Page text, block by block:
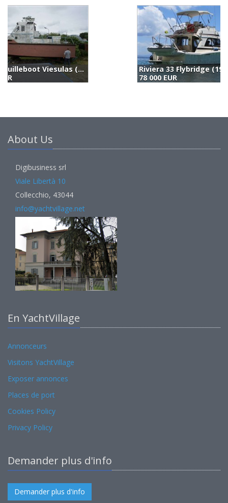
Riviera 33 Flybridge (1996)
78 000 EUR
About Us
Digibusiness srl
Viale Libertà 10
Collecchio, 43044
info@yachtvillage.net
En YachtVillage
Annonceurs
Visitons YachtVillage
Exposer annonces
Places de port
Cookies Policy
Privacy Policy
Demander plus d'info
Demander plus d'info